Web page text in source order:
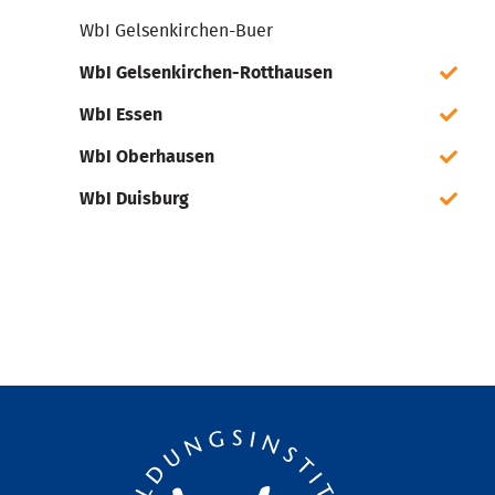
WbI Gelsenkirchen-Buer
WbI Gelsenkirchen-Rotthausen
WbI Essen
WbI Oberhausen
WbI Duisburg